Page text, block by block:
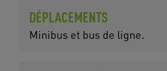
DÉPLACEMENTS
Minibus et bus de ligne.